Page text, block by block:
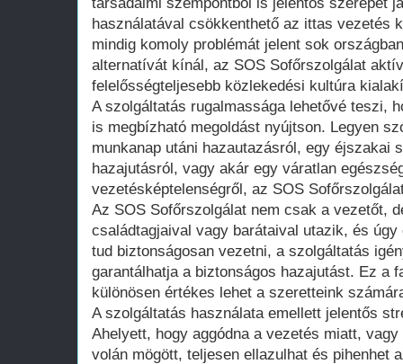
használatával csökkenthető az ittas vezetés
mindig komoly problémát jelent sok
alternatívát kínál, az SOS Sofőrszolgálat
felelősségteljesebb közlekedési kultúra
A szolgáltatás rugalmassága lehetővé teszi,
is megbízható megoldást nyújtson. Legyen
munkanap utáni hazautazásról, egy éjszakai
hazajutásról, vagy akár egy váratlan
vezetésképtelenségről, az SOS
Az SOS Sofőrszolgálat nem csak a vezetőt,
családtagjaival vagy barátaival utazik, és
tud biztonságosan vezetni, a szolgáltatás
garantálhatja a biztonságos hazajutást. Ez a
különösen értékes lehet a szeretteink
A szolgáltatás használata emellett jelentős
Ahelyett, hogy aggódna a vezetés miatt,
volán mögött, teljesen ellazulhat és pihenhet